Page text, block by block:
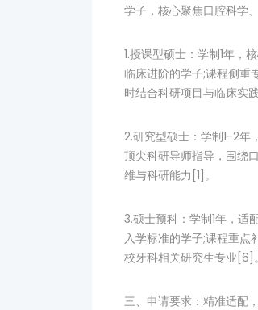
学子，核心聚焦口腔科学
1.授课型硕士：学制1年，
临床进阶的学子;课程侧重
时结合科研项目与临床实
2.研究型硕士：学制1-2年
顶尖科研导师指导，围绕
维与科研能力[1]。
3.硕士预科：学制1年，
入学标准的学子;课程重点
校牙科相关研究生专业[6]。
三、申请要求：精准适配